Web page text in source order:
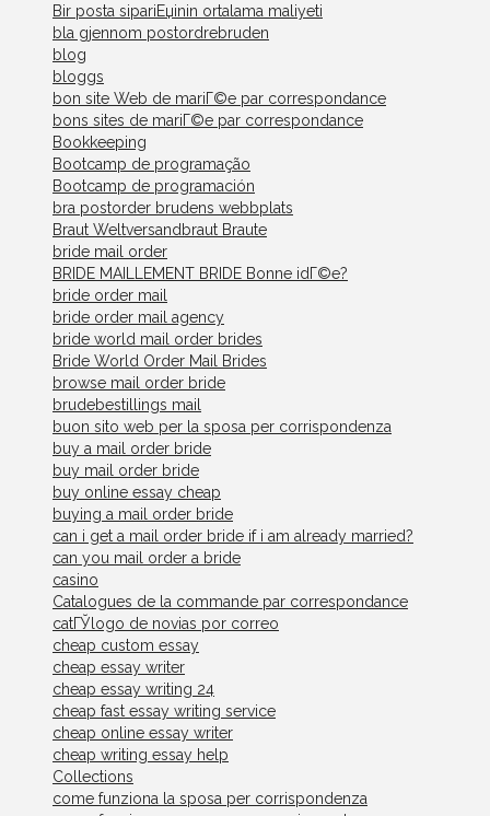
Bir posta sipariЕџinin ortalama maliyeti
bla gjennom postordrebruden
blog
bloggs
bon site Web de mariГ©e par correspondance
bons sites de mariГ©e par correspondance
Bookkeeping
Bootcamp de programação
Bootcamp de programación
bra postorder brudens webbplats
Braut Weltversandbraut Braute
bride mail order
BRIDE MAILLEMENT BRIDE Bonne idГ©e?
bride order mail
bride order mail agency
bride world mail order brides
Bride World Order Mail Brides
browse mail order bride
brudebestillings mail
buon sito web per la sposa per corrispondenza
buy a mail order bride
buy mail order bride
buy online essay cheap
buying a mail order bride
can i get a mail order bride if i am already married?
can you mail order a bride
casino
Catalogues de la commande par correspondance
catГЎlogo de novias por correo
cheap custom essay
cheap essay writer
cheap essay writing 24
cheap fast essay writing service
cheap online essay writer
cheap writing essay help
Collections
come funziona la sposa per corrispondenza